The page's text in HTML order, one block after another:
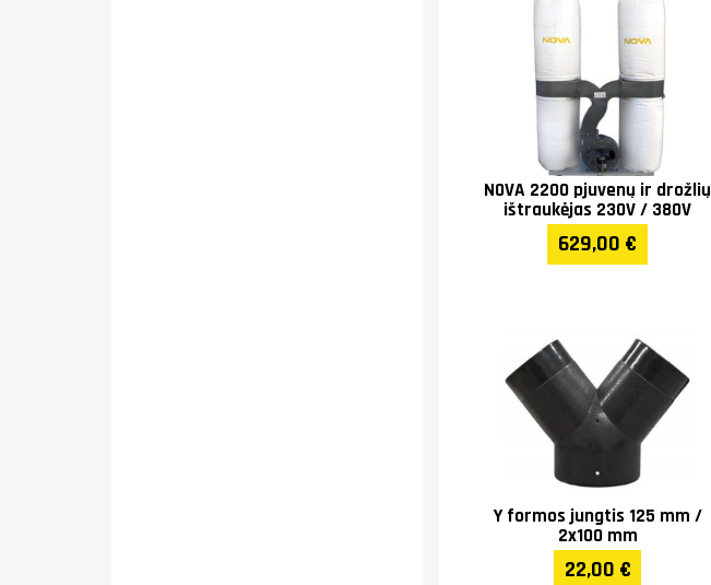
Garantija
NOVA 2200 pjuvenų ir drožlių
ištraukėjas 230V / 380V
629,00 €
Y formos jungtis 125 mm /
2x100 mm
22,00 €